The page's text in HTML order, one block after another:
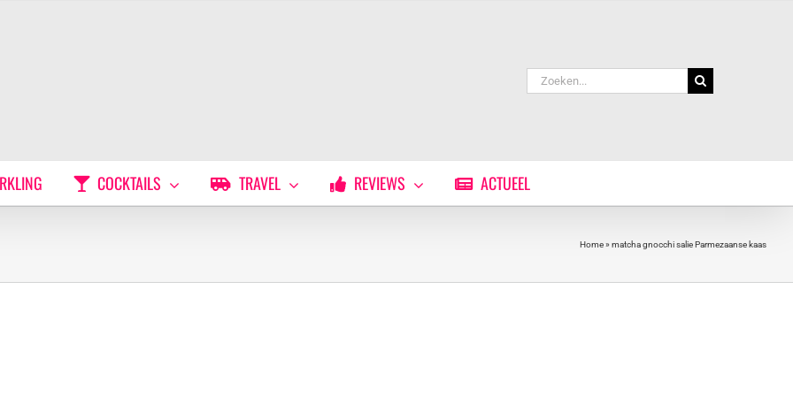
Zoeken
naar:
COCKTAILS TRAVEL REVIEWS ACTUEEL
Home» matcha gnocchi salie Parmezaanse kaas